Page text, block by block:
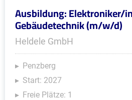
Ausbildung: Elektroniker/
Gebäudetechnik (m/w/d)
Heldele GmbH
Penzberg
Start: 2027
Freie Plätze: 1